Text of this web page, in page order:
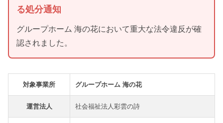
る処分通知
グループホーム 海の花において重大な法令違反が確
認されました。
対象事業所 グループホーム 海の花
運営法人 社会福祉法人彩雲の詩